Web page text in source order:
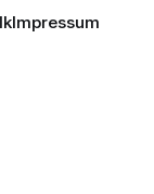
Impressum